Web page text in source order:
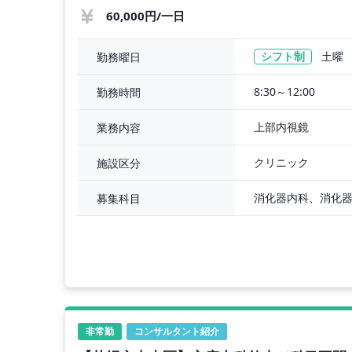
60,000円/一日
勤務曜日 シフト制 土曜
勤務時間 8:30～12:00
業務内容 上部内視鏡
施設区分 クリニック
募集科目 消化器内科、消化
非常勤 コンサルタント紹介